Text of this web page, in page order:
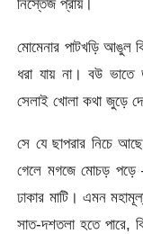
নিস্তেজ প্রায়।
মোমেনার পাটখড়ি আঙুল
ধরা যায় না। বউ
সেলাই খোলা কথা জুড়ে
সে যে ছাপরার নিচে
গেলে মগজে মোচড় পড়ে
ঢাকার মাটি। এমন
সাত-দশতলা হতে পারে,